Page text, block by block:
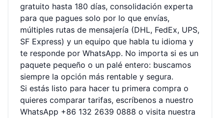
gratuito hasta 180 días, consolidación experta
para que pagues solo por lo que envías,
múltiples rutas de mensajería (DHL, FedEx, UPS,
SF Express) y un equipo que habla tu idioma y
te responde por WhatsApp. No importa si es un
paquete pequeño o un palé entero: buscamos
siempre la opción más rentable y segura.
Si estás listo para hacer tu primera compra o
quieres comparar tarifas, escríbenos a nuestro
WhatsApp +86 132 2639 0888 o visita nuestra